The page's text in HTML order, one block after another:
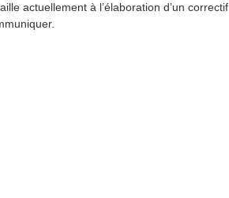
actuellement à l’élaboration d’un correctif